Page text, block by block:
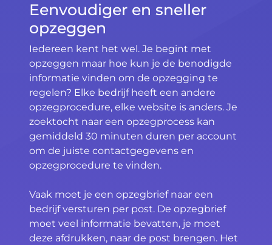
Eenvoudiger en sneller
opzeggen
Iedereen kent het wel. Je begint met
opzeggen maar hoe kun je de benodigde
informatie vinden om de opzegging te
regelen? Elke bedrijf heeft een andere
opzegprocedure, elke website is anders. Je
zoektocht naar een opzegprocess kan
gemiddeld 30 minuten duren per account
om de juiste contactgegevens en
opzegprocedure te vinden.
Vaak moet je een opzegbrief naar een
bedrijf versturen per post. De opzegbrief
moet veel informatie bevatten, je moet
deze afdrukken, naar de post brengen. Het